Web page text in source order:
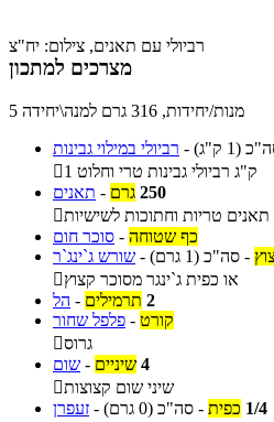
רביולי עם תאנים, צילום: יח"צ
מצרכים למתכון
5 מנות/יחידות, 316 גרם למנה\יחידה
רביולי במילוי גבינות -
(1 ק"ג)

1 ק"ג רביולי גבינות טרי וחלוט
תאנים - 250 גרם
תאנים טריות וחתוכות לשישיות
סוכר חום - כף שטוחה
שורש ג`ינג`ר - - סה"כ (1 גרם)
או כפית ג`ינגר מסוכר קצוץ
הל - 2 תרמילים
פלפל שחור - קורט
גרוס
שום - 4 שיניים
שיני שום קצוצות
זעפרן - 1/4 כפית - סה"כ (0 גרם)